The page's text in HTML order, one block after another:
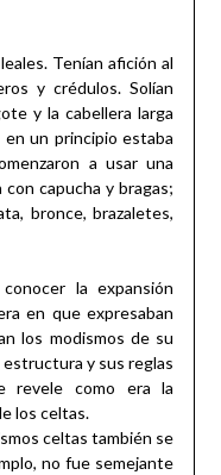
Tenían afición al
y crédulos. Solían
y la cabellera larga
un principio estaba
a usar una
capucha y bragas;
bronce, brazaletes,
la expansión
en que expresaban
los modismos de su
y sus reglas
revele como era la
los celtas.
celtas también se
no fue semejante